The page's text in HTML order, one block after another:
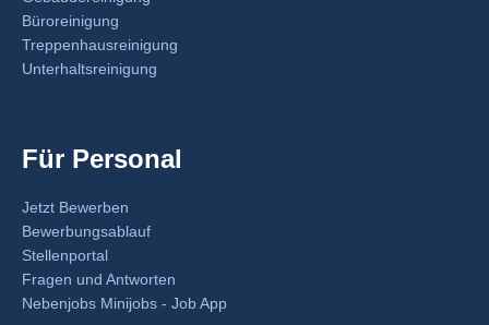
Büroreinigung
Treppenhausreinigung
Unterhaltsreinigung
Für Personal
Jetzt Bewerben
Bewerbungsablauf
Stellenportal
Fragen und Antworten
Nebenjobs Minijobs - Job App